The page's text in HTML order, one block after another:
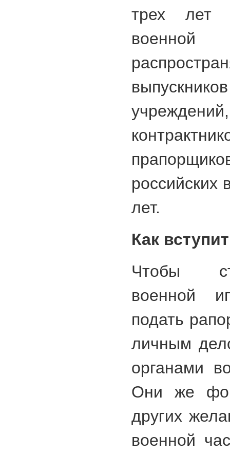
трех лет
российских
лет.
Как
Чтобы
военной
подать
личным
органами
Они же
других
военной